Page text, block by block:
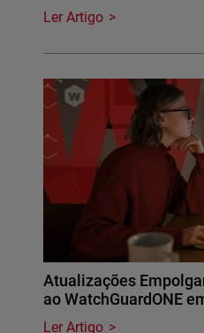
Ler Artigo
Atualizações
ao WatchGuardONE
Ler Artigo